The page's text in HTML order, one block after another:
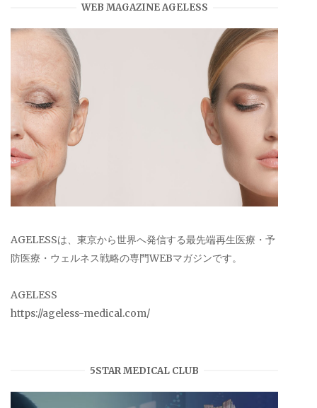
WEB MAGAZINE AGELESS
AGELESSは、東京から世界へ発信する最先端再生医療・予
防医療・ウェルネス戦略の専門WEBマガジンです。
AGELESS
https://ageless-medical.com/
5STAR MEDICAL CLUB